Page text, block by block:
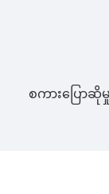
စကားပြောဆိုမှု